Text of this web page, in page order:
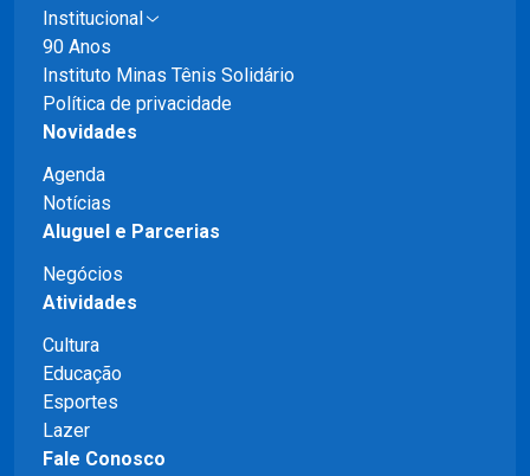
Institucional
90 Anos
Instituto Minas Tênis Solidário
Política de privacidade
Novidades
Agenda
Notícias
Aluguel e Parcerias
Negócios
Atividades
Cultura
Educação
Esportes
Lazer
Fale Conosco